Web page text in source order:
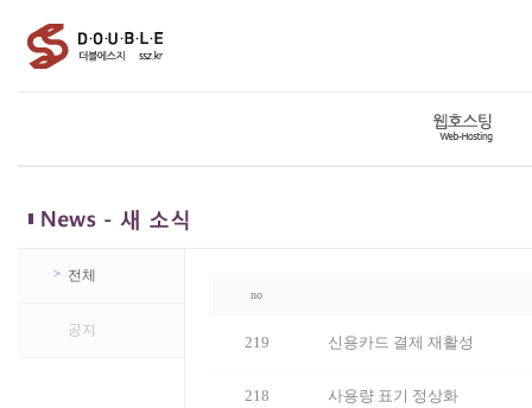
> 전체
공지
no
219 신용카드 결제 재활성
218 사용량 표기 정상화